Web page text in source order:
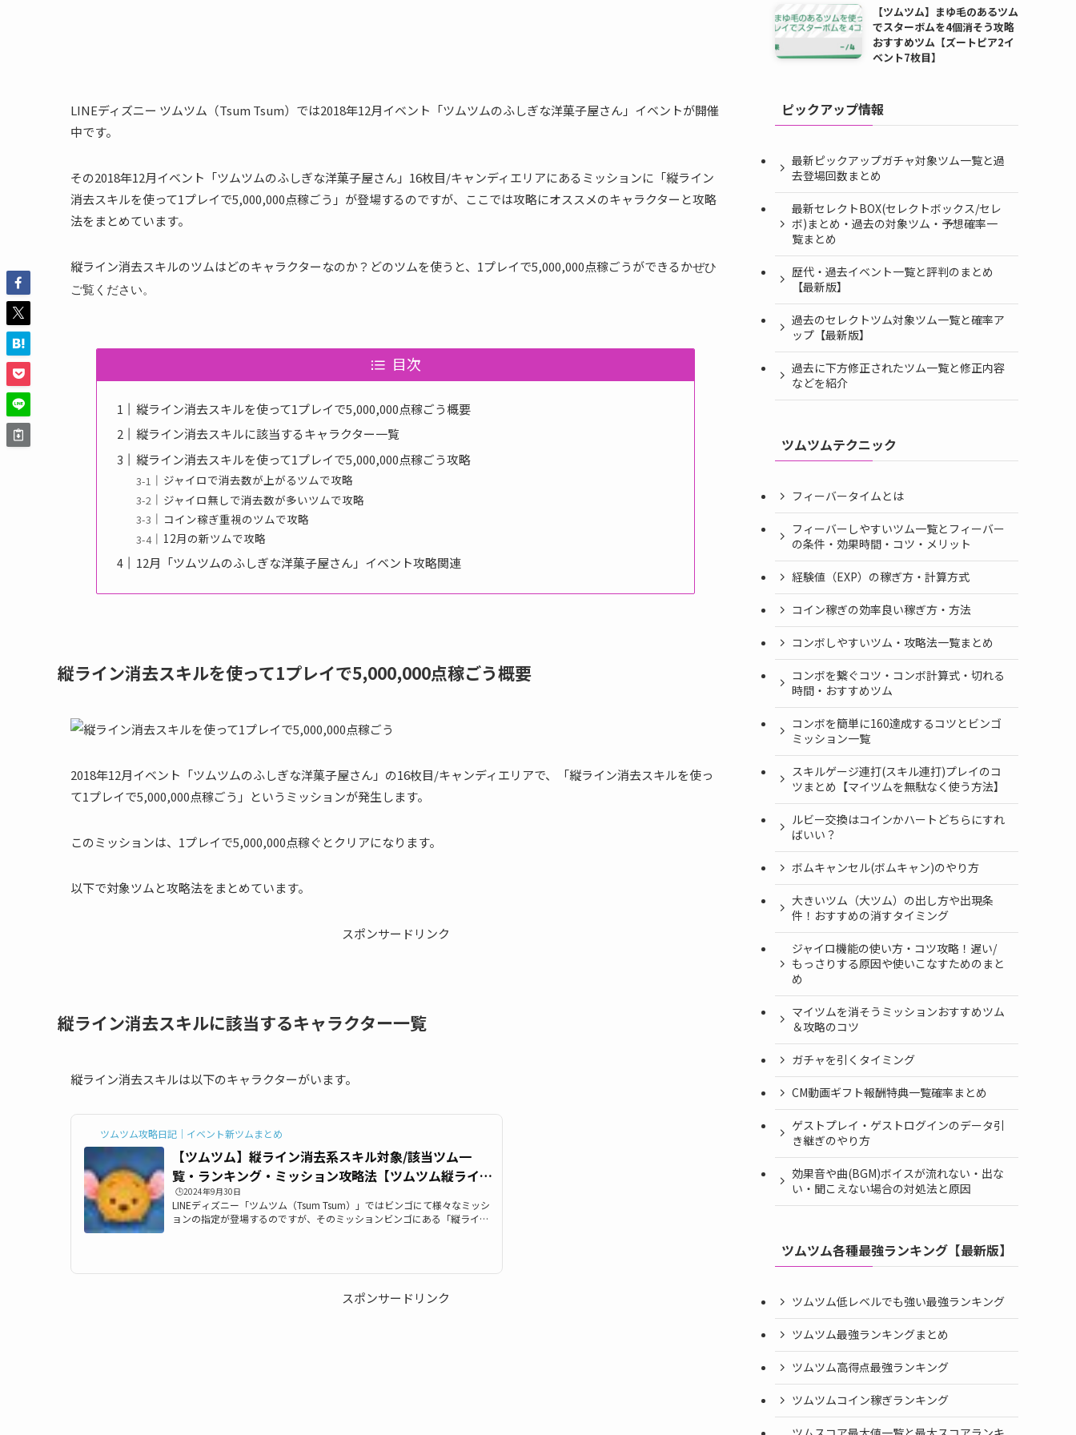
LINEディズニー ツムツム（Tsum Tsum）では2018年12月イベント「ツムツムのふしぎな洋菓子屋さん」イベントが開催
中です。
その2018年12月イベント「ツムツムのふしぎな洋菓子屋さん」16枚目/キャンディエリアにあるミッションに「縦ライン
消去スキルを使って1プレイで5,000,000点稼ごう」が登場するのですが、ここでは攻略にオススメのキャラクターと攻略
法をまとめています。
縦ライン消去スキルのツムはどのキャラクターなのか？どのツムを使うと、1プレイで5,000,000点稼ごうができるかぜひ
ご覧ください。
目次
縦ライン消去スキルを使って1プレイで5,000,000点稼ごう概要
縦ライン消去スキルに該当するキャラクター一覧
縦ライン消去スキルを使って1プレイで5,000,000点稼ごう攻略
ジャイロで消去数が上がるツムで攻略
ジャイロ無しで消去数が多いツムで攻略
コイン稼ぎ重視のツムで攻略
12月の新ツムで攻略
12月「ツムツムのふしぎな洋菓子屋さん」イベント攻略関連
縦ライン消去スキルを使って1プレイで5,000,000点稼ごう概要
2018年12月イベント「ツムツムのふしぎな洋菓子屋さん」の16枚目/キャンディエリアで、「縦ライン消去スキルを使っ
て1プレイで5,000,000点稼ごう」というミッションが発生します。
このミッションは、1プレイで5,000,000点稼ぐとクリアになります。
以下で対象ツムと攻略法をまとめています。
スポンサードリンク
縦ライン消去スキルに該当するキャラクター一覧
縦ライン消去スキルは以下のキャラクターがいます。
ツムツム攻略日記｜イベント新ツムまとめ
【ツムツム】縦ライン消去系スキル対象/該当ツム一
覧・ランキング・ミッション攻略法【ツムツム縦ライ
ン】
🕒️2024年9月30日
LINEディズニー「ツムツム（Tsum Tsum）」ではビンゴにて様々なミッシ
ョンの指定が登場するのですが、そのミッションビンゴにある「縦ライン
ライン消去系スキルを持つツムに該当する対象ツム・キャラクター一覧ツ
スポンサードリンク
【ツムツム】まゆ毛のあるツム
でスターボムを4個消そう攻略
おすすめツム【ズートピア2イ
ベント7枚目】
ピックアップ情報
最新ピックアップガチャ対象ツム一覧と過
去登場回数まとめ
最新セレクトBOX(セレクトボックス/セレ
ボ)まとめ・過去の対象ツム・予想確率一
覧まとめ
歴代・過去イベント一覧と評判のまとめ
【最新版】
過去のセレクトツム対象ツム一覧と確率ア
ップ【最新版】
過去に下方修正されたツム一覧と修正内容
などを紹介
ツムツムテクニック
フィーバータイムとは
フィーバーしやすいツム一覧とフィーバー
の条件・効果時間・コツ・メリット
経験値（EXP）の稼ぎ方・計算方式
コイン稼ぎの効率良い稼ぎ方・方法
コンボしやすいツム・攻略法一覧まとめ
コンボを繋ぐコツ・コンボ計算式・切れる
時間・おすすめツム
コンボを簡単に160達成するコツとビンゴ
ミッション一覧
スキルゲージ連打(スキル連打)プレイのコ
ツまとめ【マイツムを無駄なく使う方法】
ルビー交換はコインかハートどちらにすれ
ばいい？
ボムキャンセル(ボムキャン)のやり方
大きいツム（大ツム）の出し方や出現条
件！おすすめの消すタイミング
ジャイロ機能の使い方・コツ攻略！遅い/
もっさりする原因や使いこなすためのまと
め
マイツムを消そうミッションおすすめツム
＆攻略のコツ
ガチャを引くタイミング
CM動画ギフト報酬特典一覧確率まとめ
ゲストプレイ・ゲストログインのデータ引
き継ぎのやり方
効果音や曲(BGM)ボイスが流れない・出な
い・聞こえない場合の対処法と原因
ツムツム各種最強ランキング【最新版】
ツムツム低レベルでも強い最強ランキング
ツムツム最強ランキングまとめ
ツムツム高得点最強ランキング
ツムツムコイン稼ぎランキング